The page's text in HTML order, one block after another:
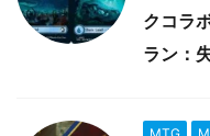
クコラ
ラン：